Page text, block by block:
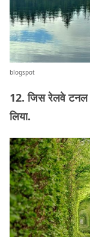
blogspot
12. जिस रेलवे टनल
लिया.